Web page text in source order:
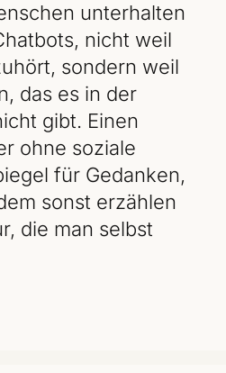
unterhalten
nicht weil
sondern weil
das es in der
gibt. Einen
ohne soziale
für Gedanken,
sonst erzählen
die man selbst